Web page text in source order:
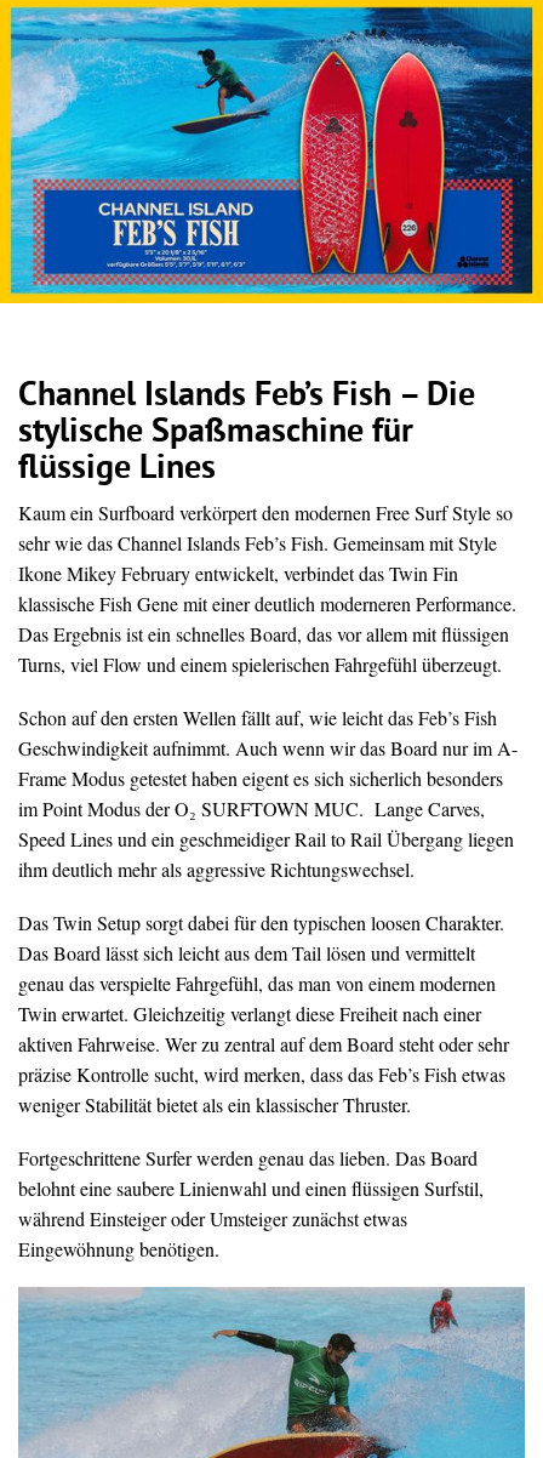
Channel Islands Feb’s Fish – Die
stylische Spaßmaschine für
flüssige Lines
Kaum ein Surfboard verkörpert den modernen Free Surf Style so
sehr wie das Channel Islands Feb’s Fish. Gemeinsam mit Style
Ikone Mikey February entwickelt, verbindet das Twin Fin
klassische Fish Gene mit einer deutlich moderneren Performance.
Das Ergebnis ist ein schnelles Board, das vor allem mit flüssigen
Turns, viel Flow und einem spielerischen Fahrgefühl überzeugt.
Schon auf den ersten Wellen fällt auf, wie leicht das Feb’s Fish
Geschwindigkeit aufnimmt. Auch wenn wir das Board nur im A-
Frame Modus getestet haben eigent es sich sicherlich besonders
im Point Modus der O₂ SURFTOWN MUC. Lange Carves,
Speed Lines und ein geschmeidiger Rail to Rail Übergang liegen
ihm deutlich mehr als aggressive Richtungswechsel.
Das Twin Setup sorgt dabei für den typischen loosen Charakter.
Das Board lässt sich leicht aus dem Tail lösen und vermittelt
genau das verspielte Fahrgefühl, das man von einem modernen
Twin erwartet. Gleichzeitig verlangt diese Freiheit nach einer
aktiven Fahrweise. Wer zu zentral auf dem Board steht oder sehr
präzise Kontrolle sucht, wird merken, dass das Feb’s Fish etwas
weniger Stabilität bietet als ein klassischer Thruster.
Fortgeschrittene Surfer werden genau das lieben. Das Board
belohnt eine saubere Linienwahl und einen flüssigen Surfstil,
während Einsteiger oder Umsteiger zunächst etwas
Eingewöhnung benötigen.